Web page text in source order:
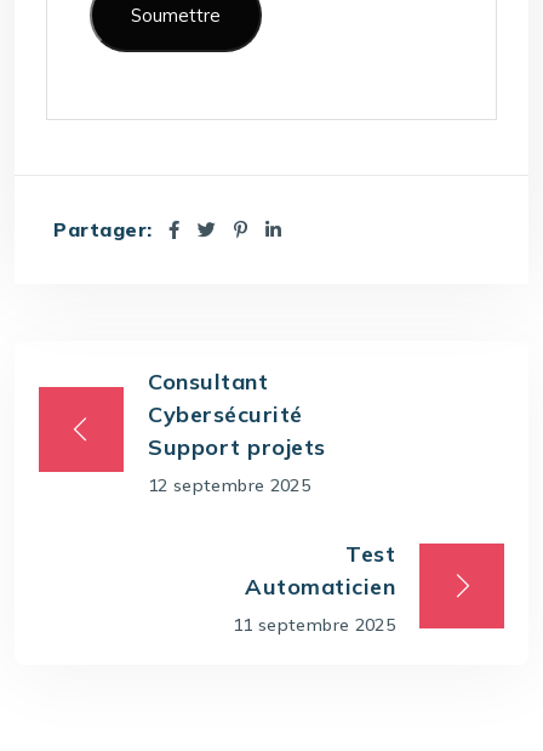
Partager:
Consultant
Cybersécurité
Support projets
12 septembre 2025
Test
Automaticien
11 septembre 2025